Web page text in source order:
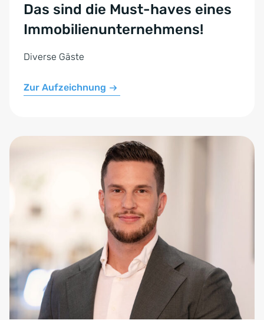
Das sind die Must-haves eines
Immobilien­unternehmens!
Diverse Gäste
Zur Aufzeichnung